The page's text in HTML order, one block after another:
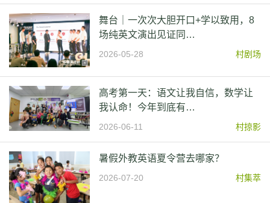
舞台｜一次次大胆开口+学以致用，8
场纯英文演出见证同…
2026-05-28 村剧场
高考第一天：语文让我自信，数学让
我认命！今年到底有…
2026-06-11 村掠影
暑假外教英语夏令营去哪家？
2026-07-20 村集萃